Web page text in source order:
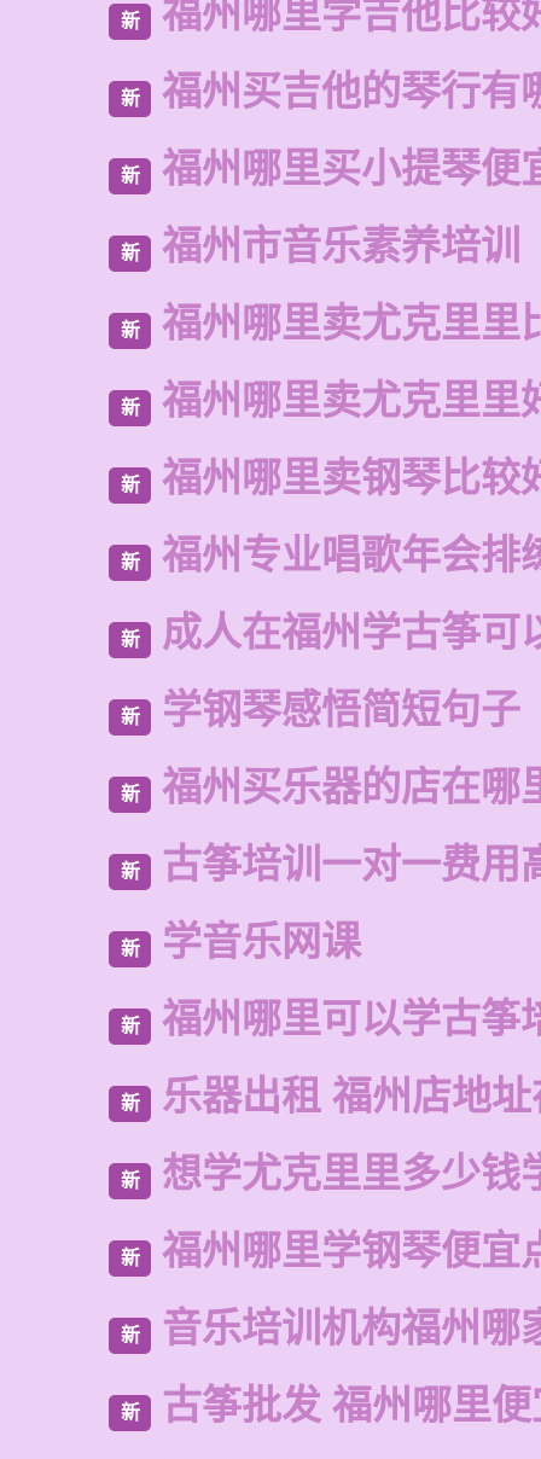
新 福州哪里学吉他比较
新 福州买吉他的琴行有
新 福州哪里买小提琴便
新 福州市音乐素养培训
新 福州哪里卖尤克里里
新 福州哪里卖尤克里里
新 福州哪里卖钢琴比较
新 福州专业唱歌年会排
新 成人在福州学古筝可
新 学钢琴感悟简短句子
新 福州买乐器的店在哪
新 古筝培训一对一费用
新 学音乐网课
新 福州哪里可以学古筝
新 乐器出租 福州店地
新 想学尤克里里多少钱
新 福州哪里学钢琴便宜
新 音乐培训机构福州哪
新 古筝批发 福州哪里